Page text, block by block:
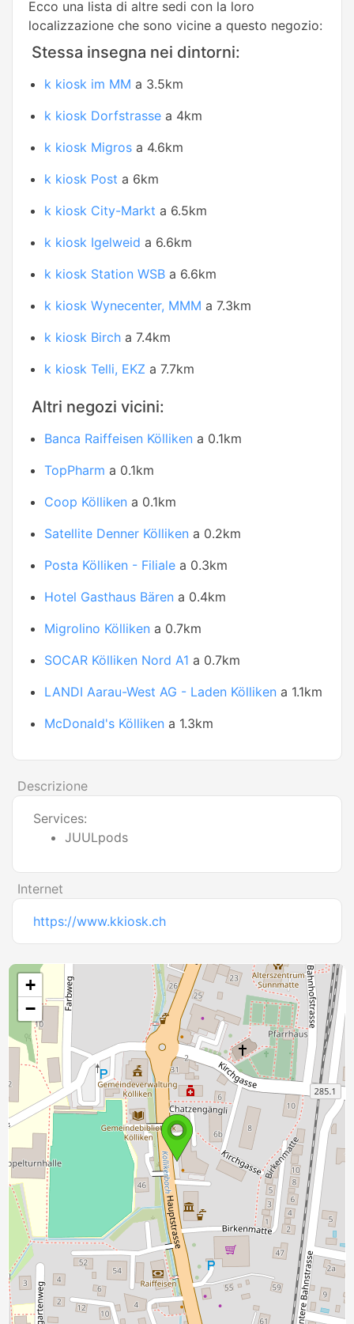
Ecco una lista di altre sedi con la loro
localizzazione che sono vicine a questo negozio:
Stessa insegna nei dintorni:
k kiosk im MM a 3.5km
k kiosk Dorfstrasse a 4km
k kiosk Migros a 4.6km
k kiosk Post a 6km
k kiosk City-Markt a 6.5km
k kiosk Igelweid a 6.6km
k kiosk Station WSB a 6.6km
k kiosk Wynecenter, MMM a 7.3km
k kiosk Birch a 7.4km
k kiosk Telli, EKZ a 7.7km
Altri negozi vicini:
Banca Raiffeisen Kölliken a 0.1km
TopPharm a 0.1km
Coop Kölliken a 0.1km
Satellite Denner Kölliken a 0.2km
Posta Kölliken - Filiale a 0.3km
Hotel Gasthaus Bären a 0.4km
Migrolino Kölliken a 0.7km
SOCAR Kölliken Nord A1 a 0.7km
LANDI Aarau-West AG - Laden Kölliken a 1.1km
McDonald's Kölliken a 1.3km
Descrizione
Services:
JUULpods
Internet
https://www.kkiosk.ch
+
−